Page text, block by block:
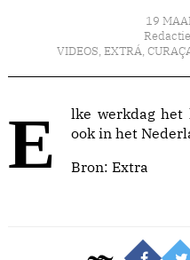
19
VIDEOS, EXTRÁ,
Elke werkdag het laatste nieuws van Extra, nu
ook in het
Bron: Extra